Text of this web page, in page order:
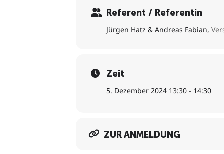
Welche Möglichkeiten der
Wie kann ich den Prozess
Referent / Referentin
Jürgen Hatz & Andreas Fabian,
Zeit
5. Dezember 2024 13:30 - 14:30
ZUR ANMELDUNG